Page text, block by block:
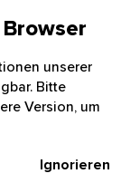
unserer
Bitte
Version, um
Ignorieren